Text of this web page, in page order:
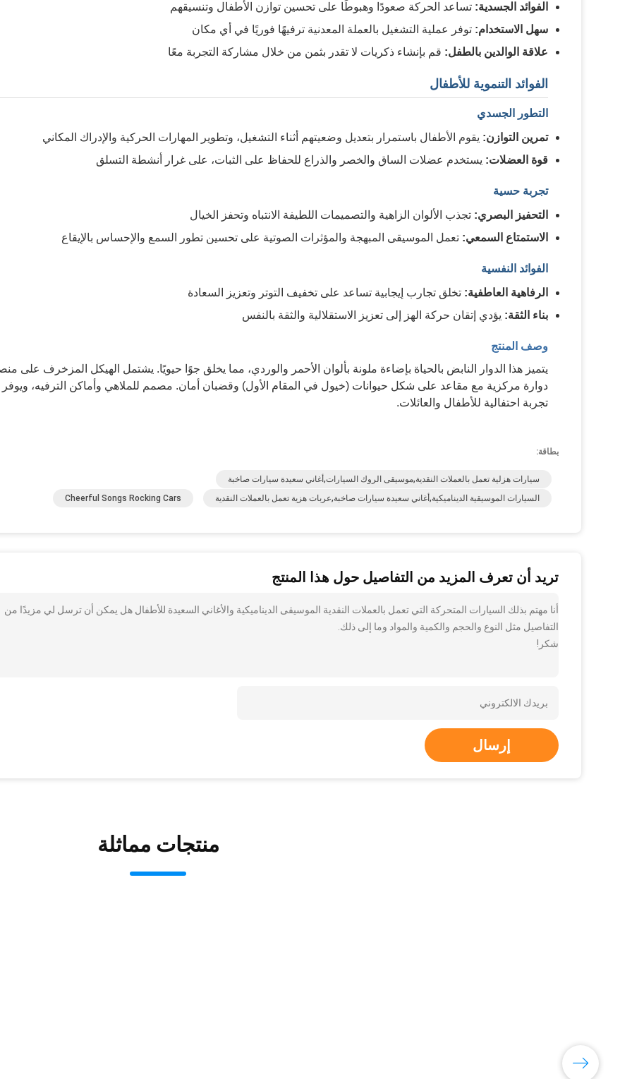
الفوائد الجسدية: تساعد الحركة صعودًا وهبوطًا على تحسين توازن الأطفال وتنسيقهم
سهل الاستخدام: توفر عملية التشغيل بالعملة المعدنية ترفيهًا فوريًا في أي مكان
علاقة الوالدين بالطفل: قم بإنشاء ذكريات لا تقدر بثمن من خلال مشاركة التجربة معًا
الفوائد التنموية للأطفال
التطور الجسدي
تمرين التوازن: يقوم الأطفال باستمرار بتعديل وضعيتهم أثناء التشغيل، وتطوير المهارات الحركية والإدراك المكاني
قوة العضلات: يستخدم عضلات الساق والخصر والذراع للحفاظ على الثبات، على غرار أنشطة التسلق
تجربة حسية
التحفيز البصري: تجذب الألوان الزاهية والتصميمات اللطيفة الانتباه وتحفز الخيال
الاستمتاع السمعي: تعمل الموسيقى المبهجة والمؤثرات الصوتية على تحسين تطور السمع والإحساس بالإيقاع
الفوائد النفسية
الرفاهية العاطفية: تخلق تجارب إيجابية تساعد على تخفيف التوتر وتعزيز السعادة
بناء الثقة: يؤدي إتقان حركة الهز إلى تعزيز الاستقلالية والثقة بالنفس
وصف المنتج
يتميز هذا الدوار النابض بالحياة بإضاءة ملونة بألوان الأحمر والوردي، مما يخلق جوًا حيويًا. يشتمل الهيكل المزخرف على
دوارة مركزية مع مقاعد على شكل حيوانات (خيول في المقام الأول) وقضبان أمان. مصمم للملاهي وأماكن الترفيه، ويوفر
تجربة احتفالية للأطفال والعائلات.
بطاقة:
سيارات هزلية تعمل بالعملات النقدية,موسيقى الروك السيارات,أغاني سعيدة سيارات صاخبة
السيارات الموسيقية الديناميكية,أغاني سعيدة سيارات صاخبة,عربات هزية تعمل بالعملات النقدية
Cheerful Songs Rocking Cars
تريد أن تعرف المزيد من التفاصيل حول هذا المنتج
أنا مهتم بذلك السيارات المتحركة التي تعمل بالعملات النقدية الموسيقى الديناميكية والأغاني السعيدة للأطفال هل يمكن أن ترسل لي مزيدًا من
التفاصيل مثل النوع والحجم والكمية والمواد وما إلى ذلك.
شكر!
إرسال
منتجات مماثلة